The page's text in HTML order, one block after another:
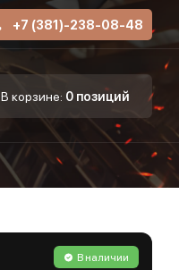
+7 (381)-238-08-48
В корзине: 0 позиций
В наличии